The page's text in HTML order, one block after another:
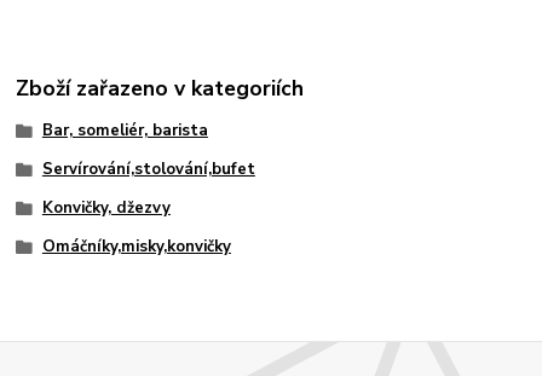
Zboží zařazeno v kategoriích
Bar, someliér, barista
Servírování,stolování,bufet
Konvičky, džezvy
Omáčníky,misky,konvičky